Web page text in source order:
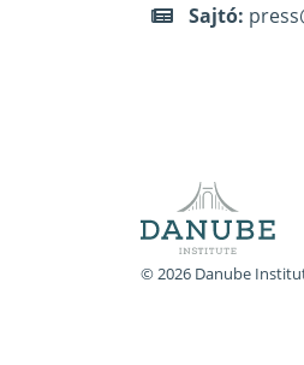
Sajtó:
© 2026 Danube